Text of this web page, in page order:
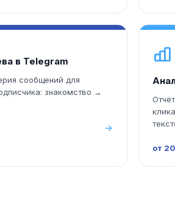
в Telegram
сообщений для
знакомство →
от